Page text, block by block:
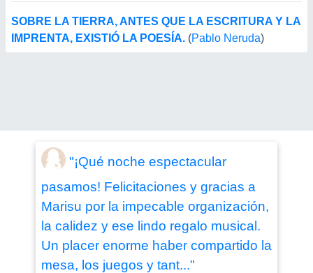
SOBRE LA TIERRA, ANTES QUE LA ESCRITURA Y LA
IMPRENTA, EXISTIÓ LA POESÍA. (Pablo Neruda)
"¡Qué noche espectacular
pasamos! Felicitaciones y gracias a
Marisu por la impecable organización,
la calidez y ese lindo regalo musical.
Un placer enorme haber compartido la
mesa, los juegos y tant..."